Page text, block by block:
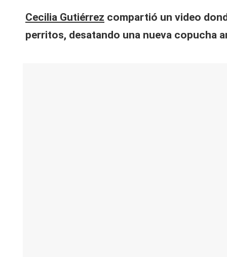
V
y
Cecilia Gutiérrez compartió un video
perritos, desatando una nueva copucha